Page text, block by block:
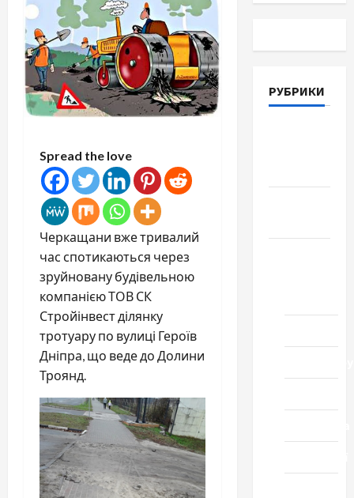
Spread the love
Черкащани вже тривалий
час спотикаються через
зруйновану будівельною
компанією ТОВ СК
Стройінвест ділянку
тротуару по вулиці Героїв
Дніпра, що веде до Долини
Троянд.
РУБРИКИ